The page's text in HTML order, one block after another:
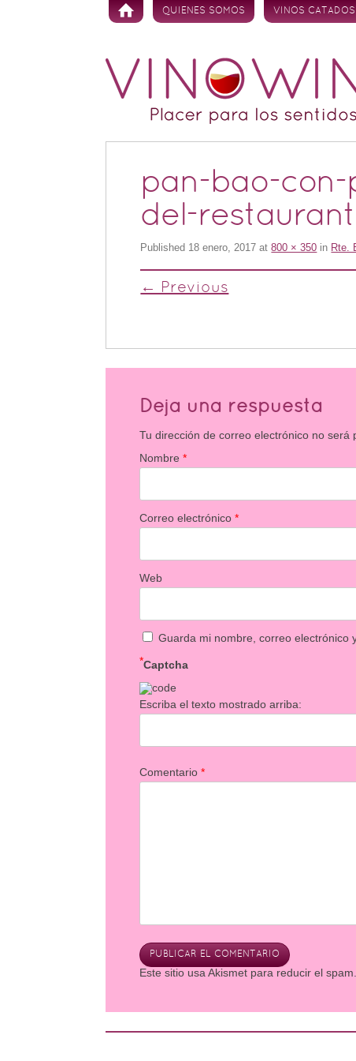
Skip to content
QUIENES SOMOS VINOS CATADOS
pan-bao-
del-
Published 18 enero, 2017 at800 × 350 in Rte.
← Previous
Deja una respuesta
Tu dirección de correo electrónico no será
Nombre*
Correo electrónico*
Web
Guarda mi nombre, correo electrónico
Captcha
*
Escriba el texto mostrado arriba:
Comentario*
Este sitio usa Akismet para reducir el